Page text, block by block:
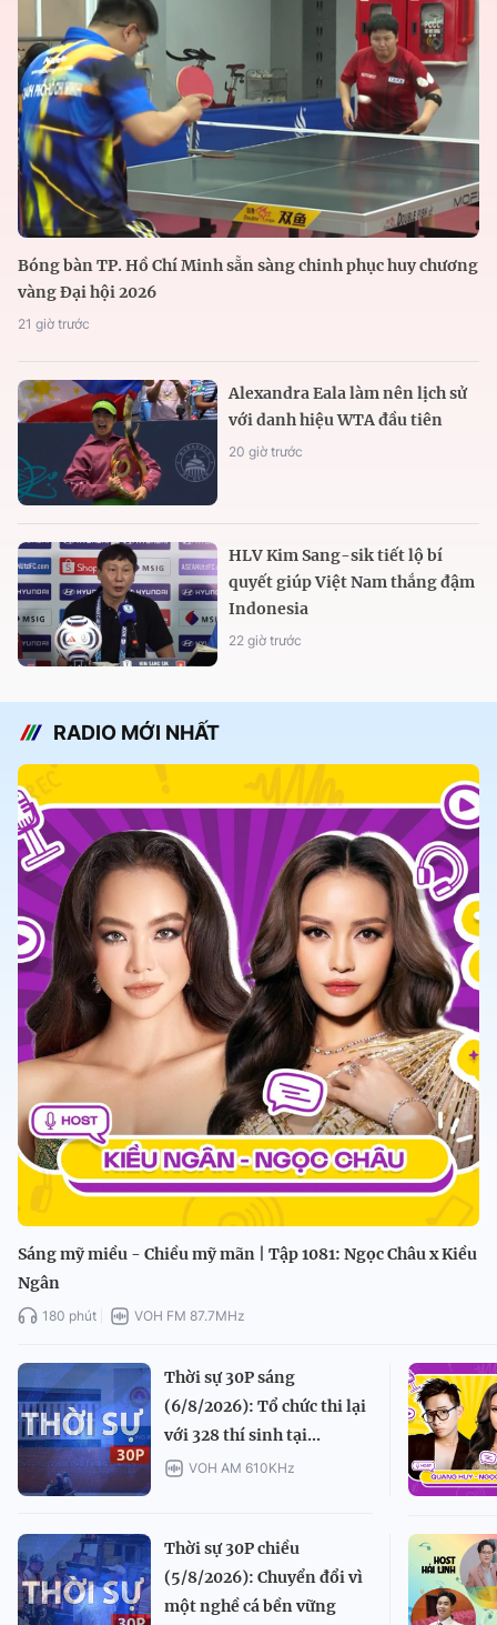
Bóng bàn TP. Hồ Chí Minh sẵn sàng chinh phục huy chương
vàng Đại hội 2026
21 giờ trước
Alexandra Eala làm nên lịch sử
với danh hiệu WTA đầu tiên
20 giờ trước
HLV Kim Sang-sik tiết lộ bí
quyết giúp Việt Nam thắng đậm
Indonesia
22 giờ trước
RADIO MỚI NHẤT
Sáng mỹ miều - Chiều mỹ mãn | Tập 1081: Ngọc Châu x Kiều
Ngân
180 phút VOH FM 87.7MHz
Thời sự 30P sáng
(6/8/2026): Tổ chức thi lại
với 328 thí sinh tại...
VOH AM 610KHz
Thời sự 30P chiều
(5/8/2026): Chuyển đổi vì
một nghề cá bền vững